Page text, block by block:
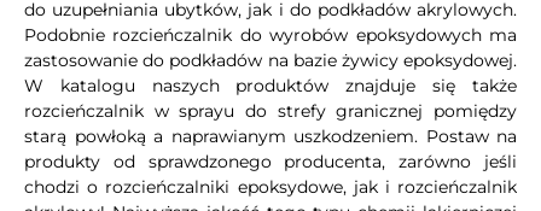
do uzupełniania ubytków, jak i do podkładów akrylowych.
Podobnie rozcieńczalnik do wyrobów epoksydowych ma
zastosowanie do podkładów na bazie żywicy epoksydowej.
W katalogu naszych produktów znajduje się także
rozcieńczalnik w sprayu do strefy granicznej pomiędzy
starą powłoką a naprawianym uszkodzeniem. Postaw na
produkty od sprawdzonego producenta, zarówno jeśli
chodzi o rozcieńczalniki epoksydowe, jak i rozcieńczalnik